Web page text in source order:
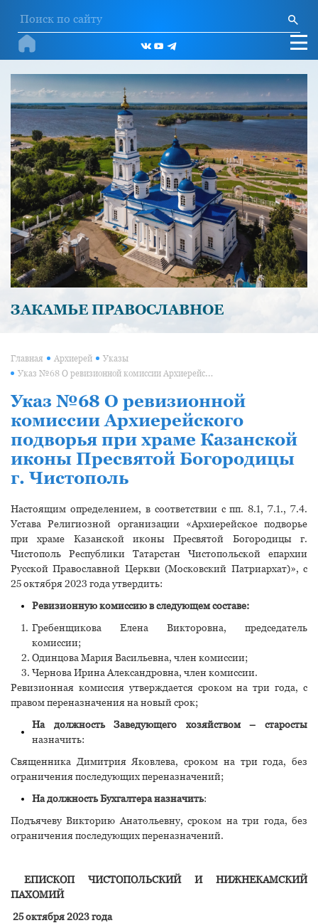
ЗАКАМЬЕ ПРАВОСЛАВНОЕ
Главная Архиерей Указы
Указ №68 О ревизионной комиссии Архиерейского подворья при храме Казанской иконы Пресвятой Богородицы г. Чистополь
Указ №68 О ревизионной
комиссии Архиерейского
подворья при храме Казанской
иконы Пресвятой Богородицы
г. Чистополь
Настоящим определением, в соответствии с пп. 8.1, 7.1., 7.4.
Устава Религиозной организации «Архиерейское подворье
при храме Казанской иконы Пресвятой Богородицы г.
Чистополь Республики Татарстан Чистопольской епархии
Русской Православной Церкви (Московский Патриархат)», с
25 октября 2023 года утвердить:
Ревизионную комиссию в следующем составе:
Гребенщикова Елена Викторовна, председатель
комиссии;
Одинцова Мария Васильевна, член комиссии;
Чернова Ирина Александровна, член комиссии.
Ревизионная комиссия утверждается сроком на три года, с
правом переназначения на новый срок;
На должность Заведующего хозяйством
– старосты
назначить:
Священника Димитрия Яковлева, сроком на три года, без
ограничения последующих переназначений;
На должность Бухгалтера назначить:
Подъячеву Викторию Анатольевну, сроком на три года, без
ограничения последующих переназначений.
ЕПИСКОП ЧИСТОПОЛЬСКИЙ И НИЖНЕКАМСКИЙ
ПАХОМИЙ
25 октября 2023 года